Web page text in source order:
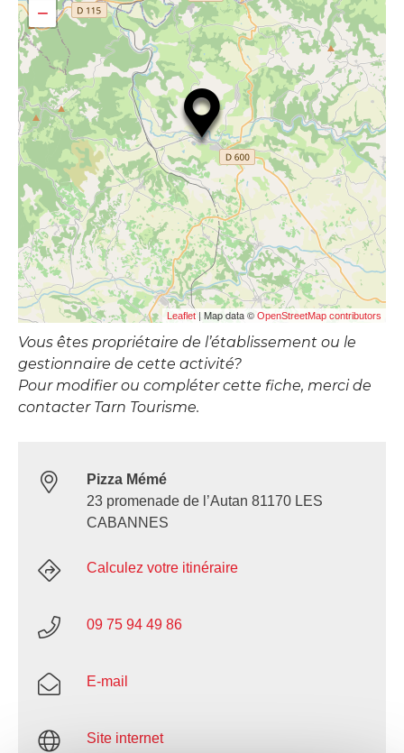
−
Leaflet | Map data © OpenStreetMap contributors
Vous êtes propriétaire de l’établissement ou le
gestionnaire de cette activité?
Pour modifier ou compléter cette fiche, merci de
contacter Tarn Tourisme.
Pizza Mémé
23 promenade de l’Autan 81170 LES
CABANNES
Calculez votre itinéraire
09 75 94 49 86
E-mail
Site internet